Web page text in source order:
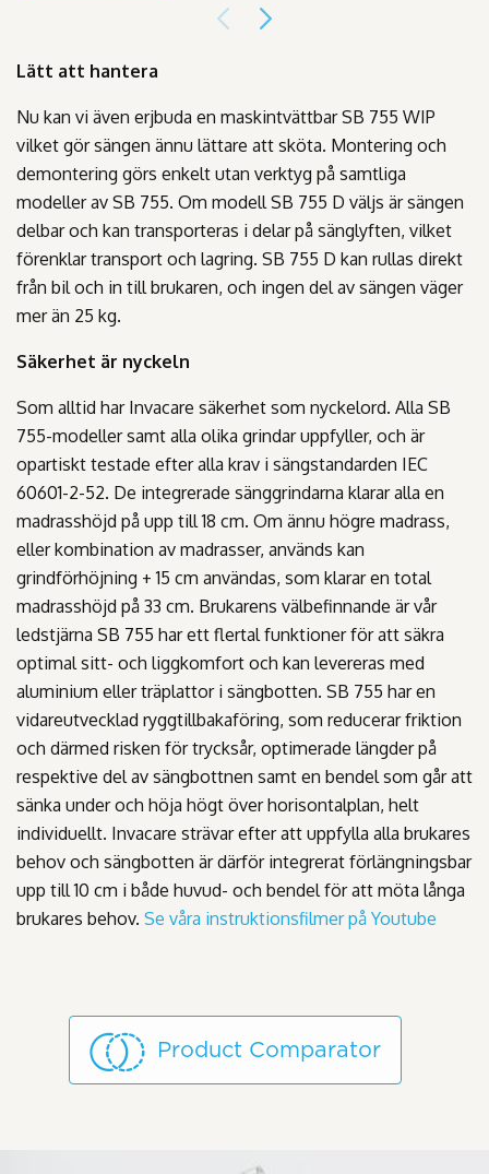
Lätt att hantera
Nu kan vi även erjbuda en maskintvättbar SB 755 WIP
vilket gör sängen ännu lättare att sköta. Montering och
demontering görs enkelt utan verktyg på samtliga
modeller av SB 755. Om modell SB 755 D väljs är sängen
delbar och kan transporteras i delar på sänglyften, vilket
förenklar transport och lagring. SB 755 D kan rullas direkt
från bil och in till brukaren, och ingen del av sängen väger
mer än 25 kg.
Säkerhet är nyckeln
Som alltid har Invacare säkerhet som nyckelord. Alla SB
755-modeller samt alla olika grindar uppfyller, och är
opartiskt testade efter alla krav i sängstandarden IEC
60601-2-52. De integrerade sänggrindarna klarar alla en
madrasshöjd på upp till 18 cm. Om ännu högre madrass,
eller kombination av madrasser, används kan
grindförhöjning + 15 cm användas, som klarar en total
madrasshöjd på 33 cm. Brukarens välbefinnande är vår
ledstjärna SB 755 har ett flertal funktioner för att säkra
optimal sitt- och liggkomfort och kan levereras med
aluminium eller träplattor i sängbotten. SB 755 har en
vidareutvecklad ryggtillbakaföring, som reducerar friktion
och därmed risken för trycksår, optimerade längder på
respektive del av sängbottnen samt en bendel som går att
sänka under och höja högt över horisontalplan, helt
individuellt. Invacare strävar efter att uppfylla alla brukares
behov och sängbotten är därför integrerat förlängningsbar
upp till 10 cm i både huvud- och bendel för att möta långa
brukares behov. Se våra instruktionsfilmer på Youtube
Product Comparator